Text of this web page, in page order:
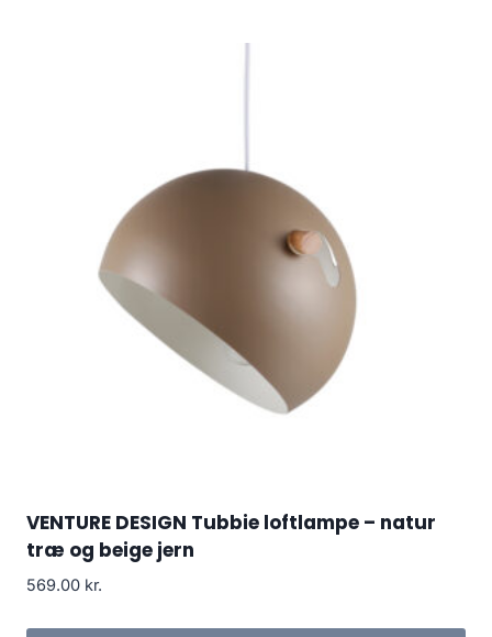
VENTURE DESIGN Tubbie loftlampe – natur
træ og beige jern
569.00 kr.